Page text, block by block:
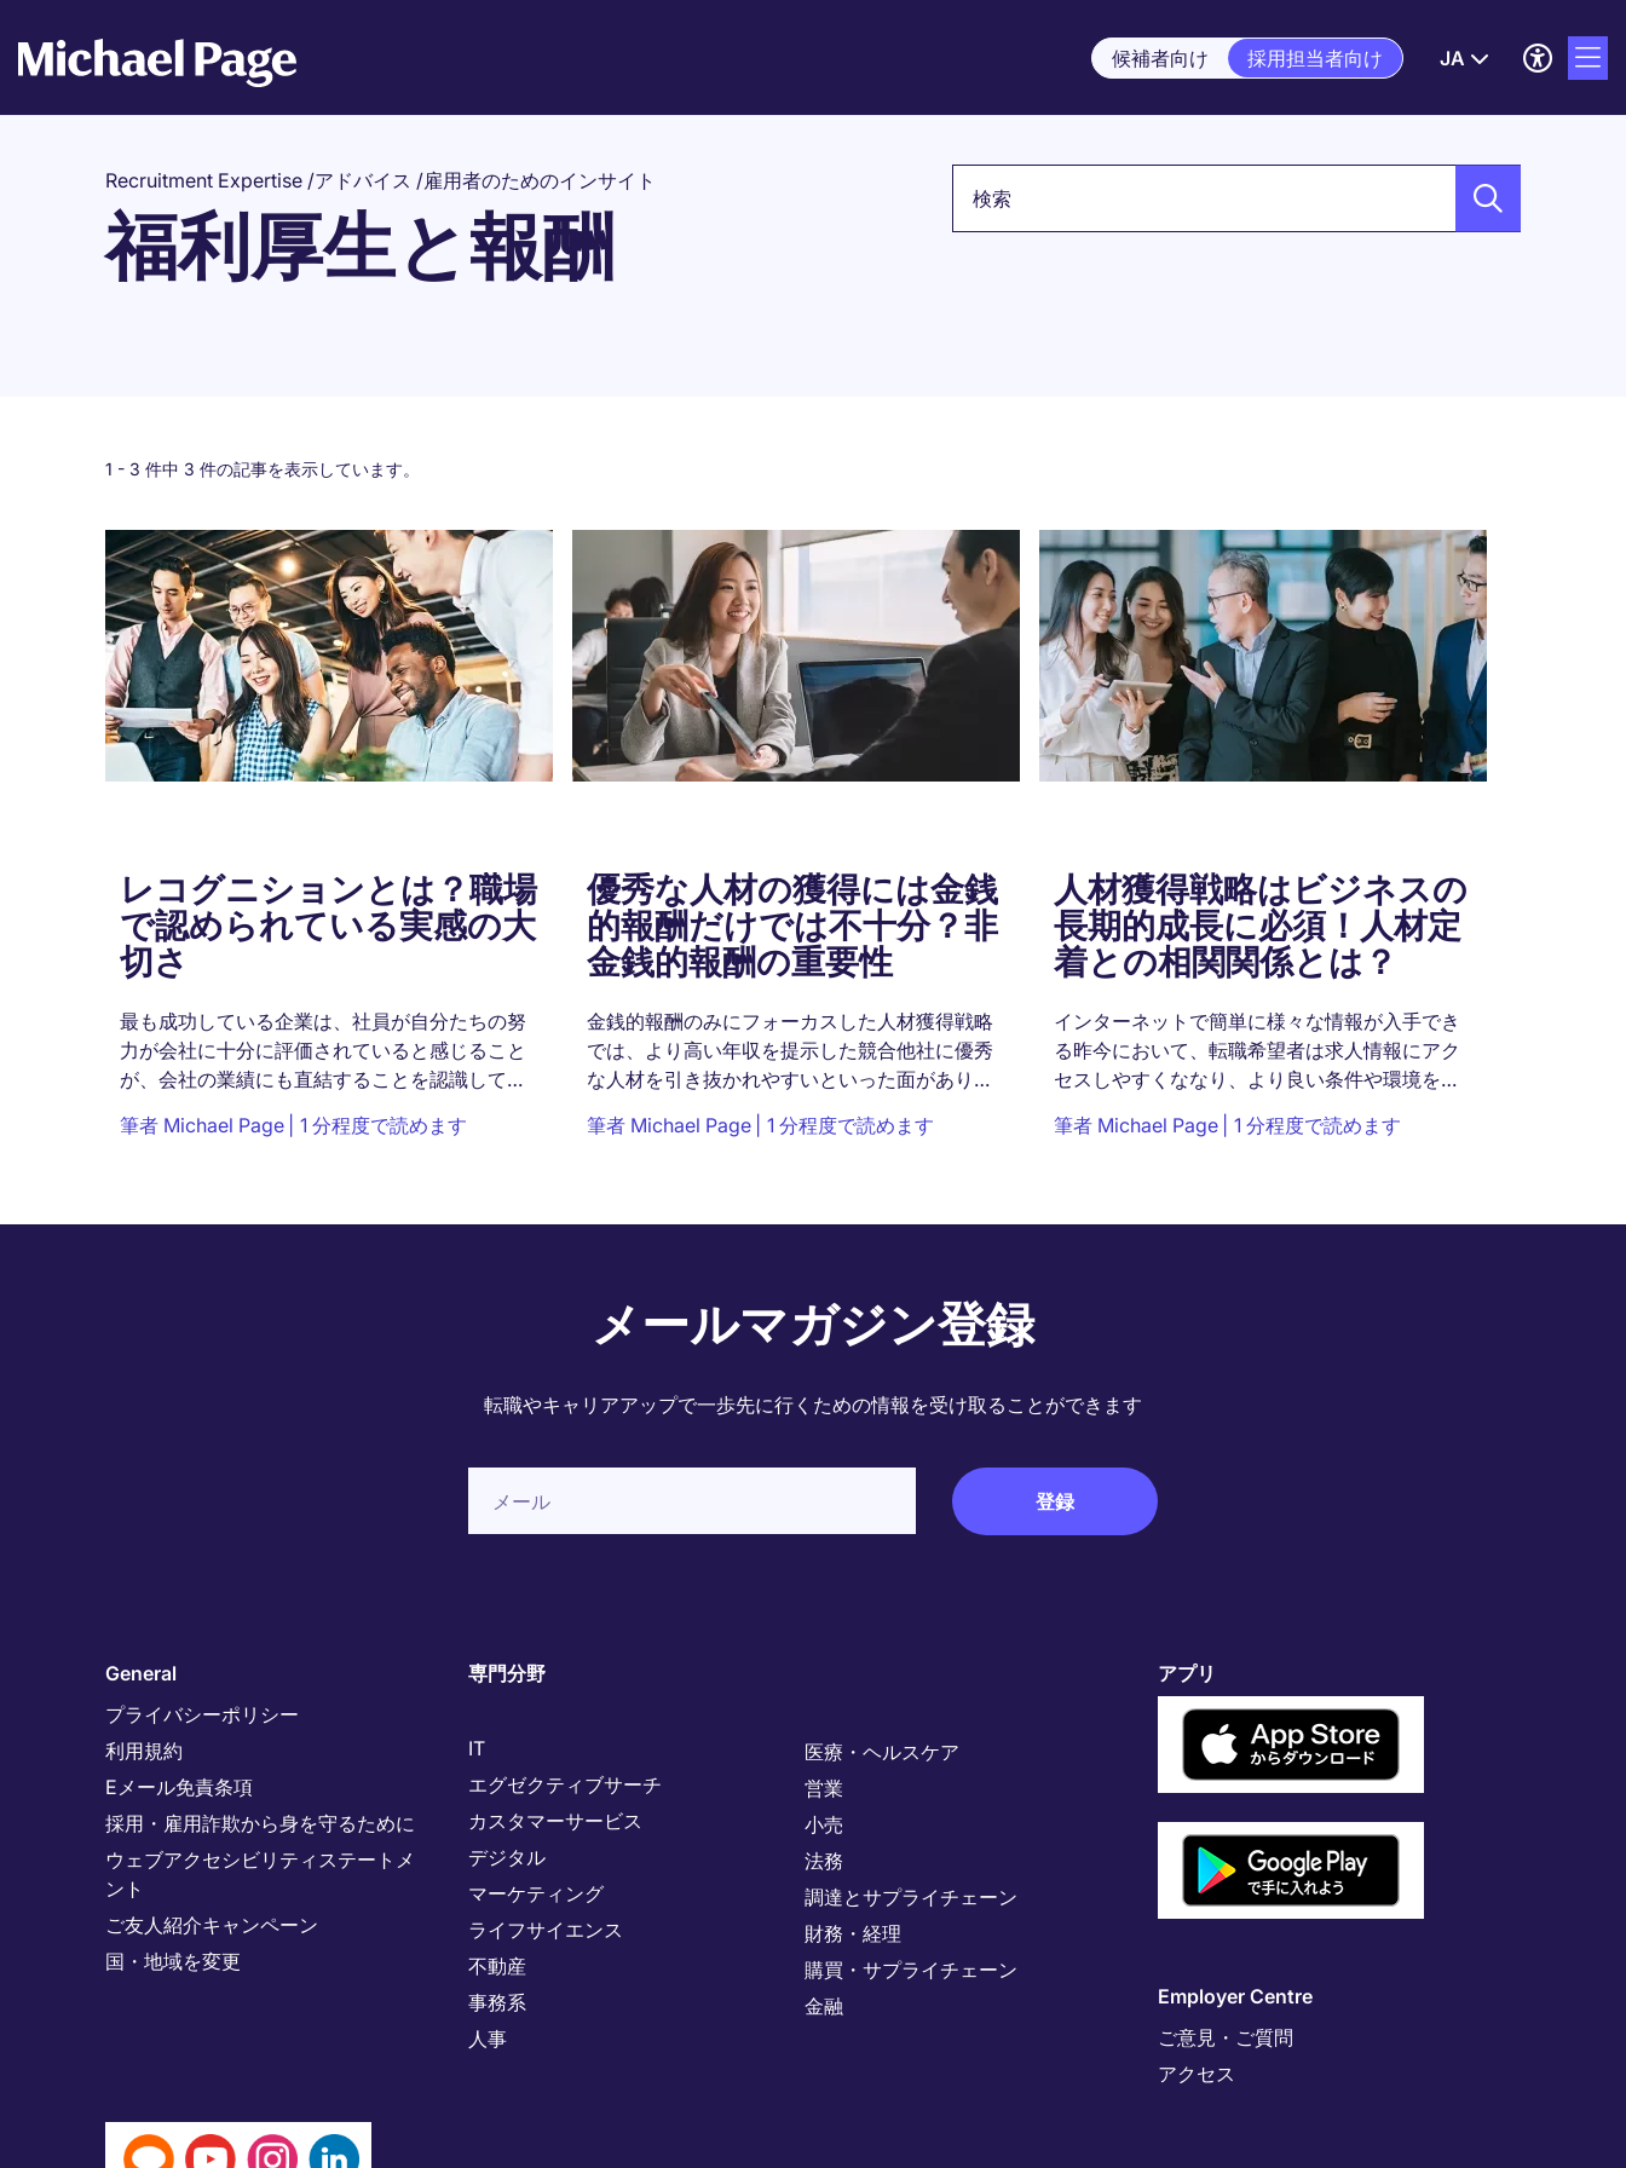
候補者向け 採用担当者向け JA
Recruitment Expertise /アドバイス /雇用者のためのインサイト
福利厚生と報酬
1 - 3 件中 3 件の記事を表示しています。
レコグニションとは？職場
で認められている実感の大
切さ
最も成功している企業は、社員が自分たちの努
力が会社に十分に評価されていると感じること
が、会社の業績にも直結することを認識してい
ます。 目標達成のためのモチベーションとして
報酬や福利厚生を掲げる企業も多くあります
筆者 Michael Page 1 分程度で読めます
優秀な人材の獲得には金銭
的報酬だけでは不十分？非
金銭的報酬の重要性
金銭的報酬のみにフォーカスした人材獲得戦略
では、より高い年収を提示した競合他社に優秀
な人材を引き抜かれやすいといった面がありま
す。近年、人々は仕事で得られる金銭的報酬だ
けではなく、自分が働きやすい環境か、会社の
筆者 Michael Page 1 分程度で読めます
人材獲得戦略はビジネスの
長期的成長に必須！人材定
着との相関関係とは？
インターネットで簡単に様々な情報が入手でき
る昨今において、転職希望者は求人情報にアク
セスしやすくななり、より良い条件や環境を提
供している企業に転職することがかつてないほ
ど容易になっています。そのため、...
筆者 Michael Page 1 分程度で読めます
メールマガジン登録
転職やキャリアアップで一歩先に行くための情報を受け取ることができます
General
プライバシーポリシー
利用規約
Eメール免責条項
採用・雇用詐欺から身を守るために
ウェブアクセシビリティステートメ
ント
ご友人紹介キャンペーン
国・地域を変更
専門分野
IT
エグゼクティブサーチ
カスタマーサービス
デジタル
マーケティング
ライフサイエンス
不動産
事務系
人事
医療・ヘルスケア
営業
小売
法務
調達とサプライチェーン
財務・経理
購買・サプライチェーン
金融
アプリ
Employer Centre
ご意見・ご質問
アクセス